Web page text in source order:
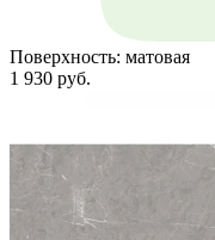
Поверхность: матовая
1 930 руб.